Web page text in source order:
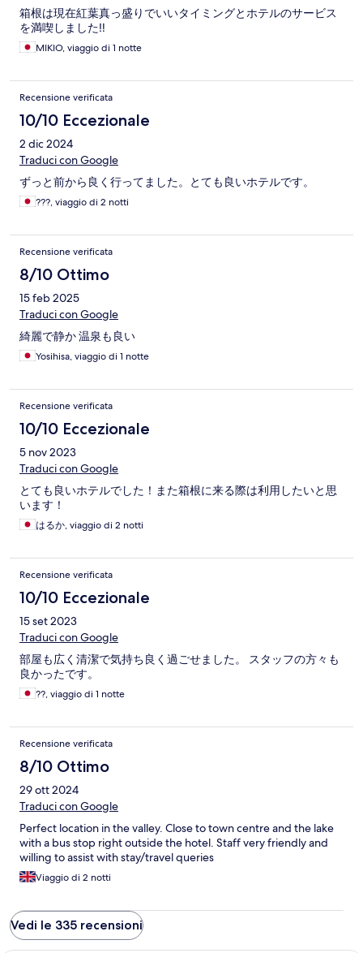
箱根は現在紅葉真っ盛りでいいタイミングとホテルのサービス
を満喫しました‼️
MIKIO, viaggio di 1 notte
Recensione verificata
10/10 Eccezionale
2 dic 2024
Traduci con Google
ずっと前から良く行ってました。とても良いホテルです。
???, viaggio di 2 notti
Recensione verificata
8/10 Ottimo
15 feb 2025
Traduci con Google
綺麗で静か 温泉も良い
Yosihisa, viaggio di 1 notte
Recensione verificata
10/10 Eccezionale
5 nov 2023
Traduci con Google
とても良いホテルでした！また箱根に来る際は利用したいと思
います！
はるか, viaggio di 2 notti
Recensione verificata
10/10 Eccezionale
15 set 2023
Traduci con Google
部屋も広く清潔で気持ち良く過ごせました。 スタッフの方々も
良かったです。
??, viaggio di 1 notte
Recensione verificata
8/10 Ottimo
29 ott 2024
Traduci con Google
Perfect location in the valley. Close to town centre and the lake
with a bus stop right outside the hotel. Staff very friendly and
willing to assist with stay/travel queries
Viaggio di 2 notti
Vedi le 335 recensioni